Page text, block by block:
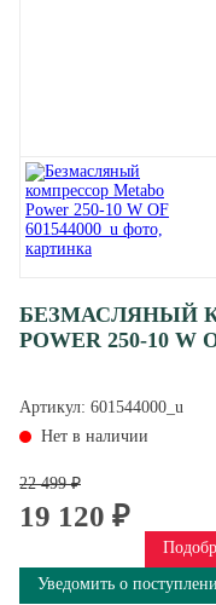
БЕЗМАСЛЯНЫЙ
POWER 250-10 W
Артикул: 601544000_u
Нет в наличии
22 499 ₽
19 120 ₽
Уведомить о